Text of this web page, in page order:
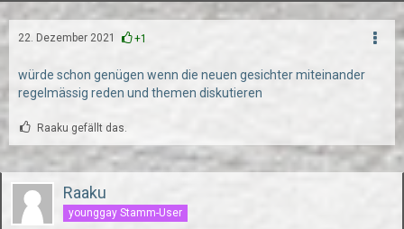
22. Dezember 2021 +1
würde schon genügen wenn die neuen gesichter miteinander
regelmässig reden und themen diskutieren
Raaku gefällt das.
Raaku
younggay Stamm-User